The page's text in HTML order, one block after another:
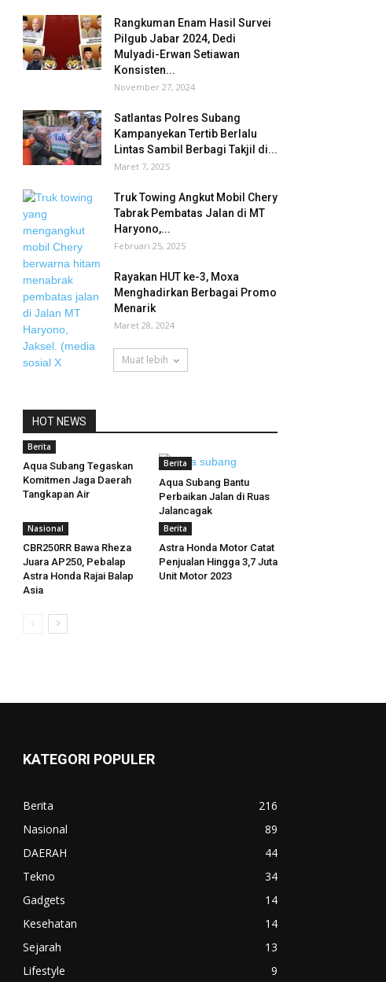
Rangkuman Enam Hasil Survei
Pilgub Jabar 2024, Dedi
Mulyadi-Erwan Setiawan
Konsisten...
November 27, 2024
Satlantas Polres Subang
Kampanyekan Tertib Berlalu
Lintas Sambil Berbagi Takjil di...
Maret 7, 2025
Truk Towing Angkut Mobil Chery
Tabrak Pembatas Jalan di MT
Haryono,...
Februari 25, 2025
Rayakan HUT ke-3, Moxa
Menghadirkan Berbagai Promo
Menarik
Maret 28, 2024
Muat lebih
HOT NEWS
Berita
Aqua Subang Tegaskan
Komitmen Jaga Daerah
Tangkapan Air
Berita
Aqua Subang Bantu
Perbaikan Jalan di Ruas
Jalancagak
Nasional
CBR250RR Bawa Rheza
Juara AP250, Pebalap
Astra Honda Rajai Balap
Asia
Berita
Astra Honda Motor Catat
Penjualan Hingga 3,7 Juta
Unit Motor 2023
KATEGORI POPULER
Berita
216
Nasional
89
DAERAH
44
Tekno
34
Gadgets
14
Kesehatan
14
Sejarah
13
Lifestyle
9